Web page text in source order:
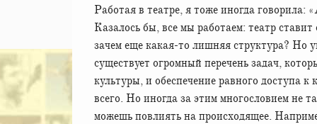
Работая в театре, я тоже иногда
Казалось бы, все мы работаем: театр
зачем еще какая-то лишняя структура? Но
существует огромный перечень задач,
культуры, и обеспечение равного доступа
всего. Но иногда за этим многословием не
можешь повлиять на происходящее.